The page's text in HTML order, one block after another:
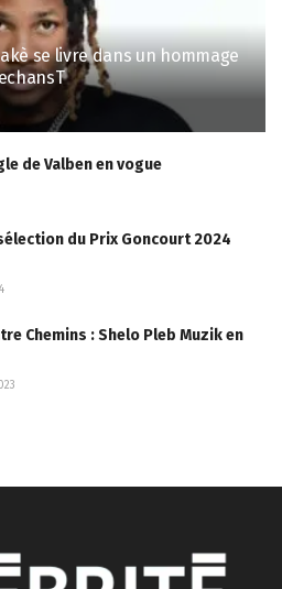
se livre dans un hommage
de Valben en vogue
du Prix Goncourt 2024
Chemins : Shelo Pleb Muzik en